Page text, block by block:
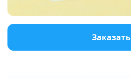
Заказать